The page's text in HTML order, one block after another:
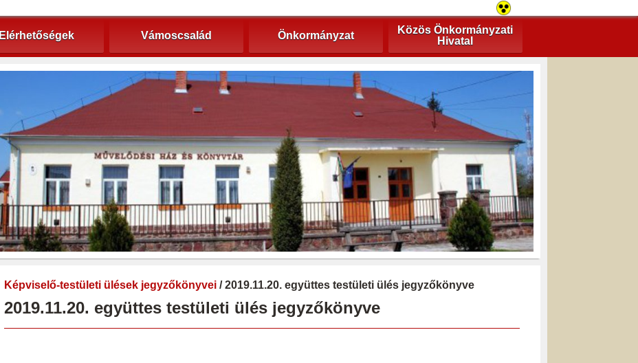
Elérhetőségek Vámoscsalád Önkormányzat
Közös Önkormányzati
Hivatal
Képviselő-testületi ülések jegyzőkönyvei / 2019.11.20. együttes testületi ülés jegyzőkönyve
2019.11.20. együttes testületi ülés jegyzőkönyve